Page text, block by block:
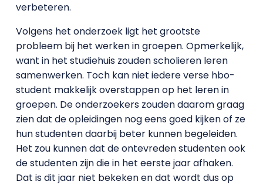
verbeteren.
Volgens het onderzoek ligt het grootste
probleem bij het werken in groepen. Opmerkelijk,
want in het studiehuis zouden scholieren leren
samenwerken. Toch kan niet iedere verse hbo-
student makkelijk overstappen op het leren in
groepen. De onderzoekers zouden daarom graag
zien dat de opleidingen nog eens goed kijken of ze
hun studenten daarbij beter kunnen begeleiden.
Het zou kunnen dat de ontevreden studenten ook
de studenten zijn die in het eerste jaar afhaken.
Dat is dit jaar niet bekeken en dat wordt dus op